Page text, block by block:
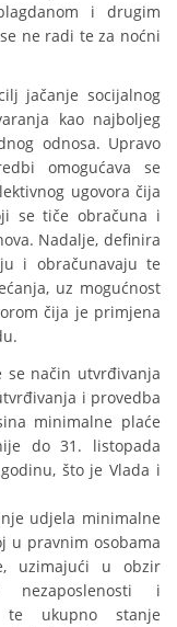
i drugim
ne radi te za noćni
jačanje socijalnog
kao najboljeg
odnosa. Upravo
omogućava se
ugovora čija
se tiče obračuna i
Nadalje, definira
i obračunavaju te
uz mogućnost
čija je primjena
se način utvrđivanja
i provedba
minimalne plaće
do 31. listopada
što je Vlada i
udjela minimalne
u pravnim osobama
uzimajući u obzir
nezaposlenosti i
te ukupno stanje